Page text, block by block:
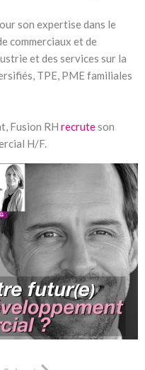
son expertise dans le
commerciaux et de
et des services sur la
TPE, PME familiales
Fusion RH recruteson
H/F.